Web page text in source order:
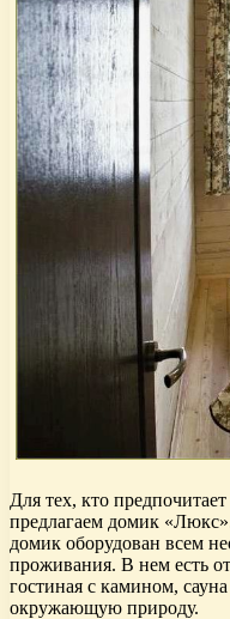
Для тех, кто
предлагаем домик
домик оборудован всем
проживания. В нем есть
гостиная с камином,
окружающую природу.